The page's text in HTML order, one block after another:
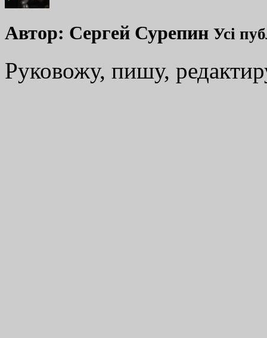
Автор: Сергей Сурепин Усі
Руковожу, пишу,